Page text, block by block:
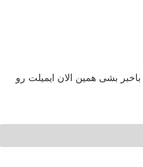
بشی همین الان ایمیلت رو